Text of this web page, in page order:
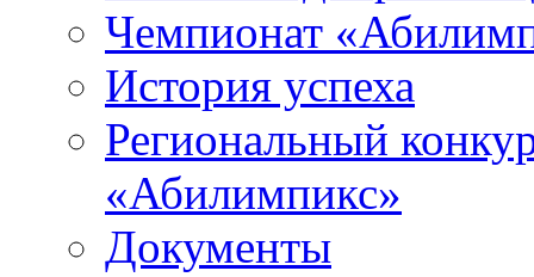
Чемпионат
История успеха
Региональный
«Абилимпикс»
Документы